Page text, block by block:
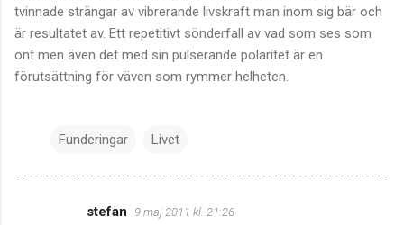
tvinnade strängar av vibrerande livskraft man inom sig bär och
är resultatet av. Ett repetitivt sönderfall av vad som ses som
ont men även det med sin pulserande polaritet är en
förutsättning för väven som rymmer helheten.
Funderingar Livet
stefan 9 maj 2011 kl. 21:26